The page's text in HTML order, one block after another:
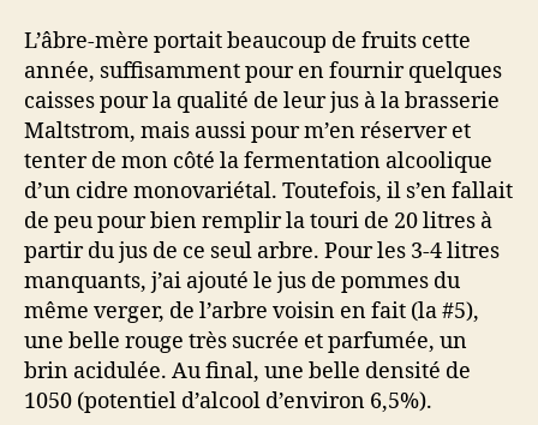
L’âbre-mère portait beaucoup de fruits cette
année, suffisamment pour en fournir quelques
caisses pour la qualité de leur jus à la brasserie
Maltstrom, mais aussi pour m’en réserver et
tenter de mon côté la fermentation alcoolique
d’un cidre monovariétal. Toutefois, il s’en fallait
de peu pour bien remplir la touri de 20 litres à
partir du jus de ce seul arbre. Pour les 3-4 litres
manquants, j’ai ajouté le jus de pommes du
même verger, de l’arbre voisin en fait (la #5),
une belle rouge très sucrée et parfumée, un
brin acidulée. Au final, une belle densité de
1050 (potentiel d’alcool d’environ 6,5%).